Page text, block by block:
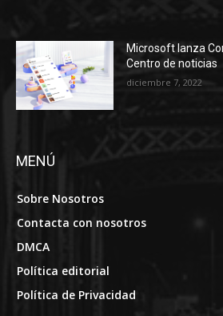
Microsoft lanza
Centro de noticias
diciembre 7, 2022
MENÚ
Sobre Nosotros
Contacta con nosotros
DMCA
Política editorial
Política de Privacidad